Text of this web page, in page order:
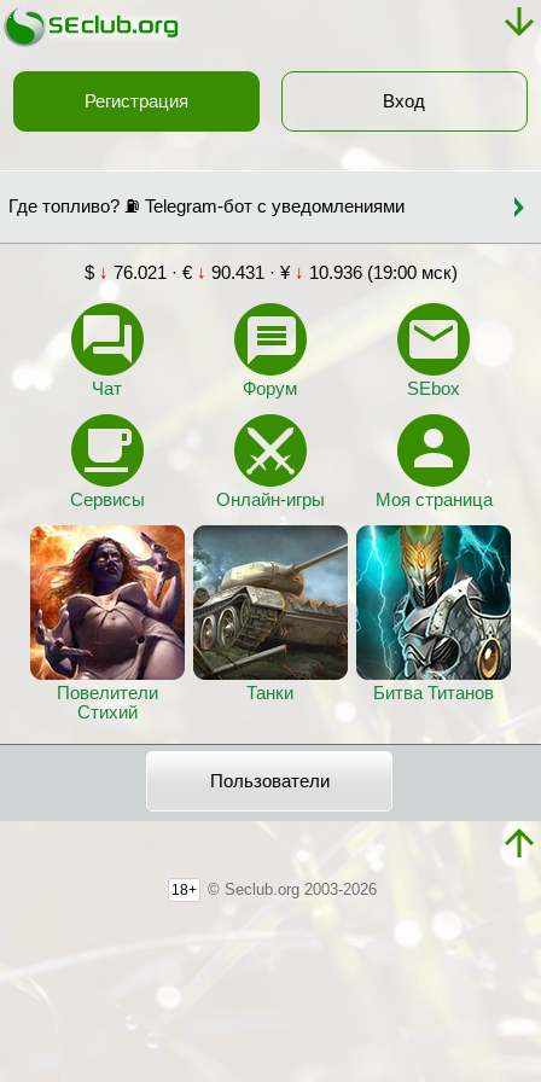
Регистрация Вход
Где топливо? ⛽ Telegram-бот с уведомлениями
$ ↓ 76.021 · € ↓ 90.431 · ¥ ↓ 10.936 (19:00 мск)
Чат Форум SEbox
Сервисы Онлайн-игры Моя страница
Повелители
Стихий
Танки Битва Титанов
Пользователи
18+ © Seclub.org 2003-2026